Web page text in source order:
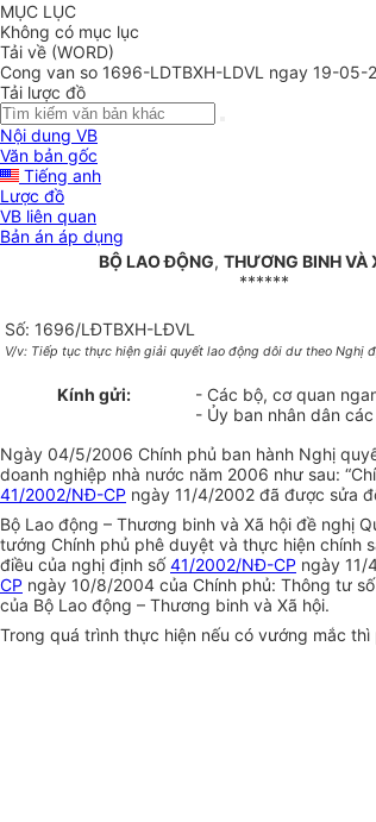
MỤC LỤC
Không có mục lục
Tải về (WORD)
Cong van so 1696-LDTBXH-LDVL ngay 19-
Tải lược đồ
Nội dung VB
Văn bản gốc
Tiếng anh
Lược đồ
VB liên quan
Bản án áp dụng
BỘ LAO ĐỘNG, THƯƠNG BINH VÀ
******
Số: 1696/LĐTBXH-LĐVL
V/v: Tiếp tục thực hiện giải quyết lao động dôi dư theo Nghị
Kính gửi:
- Các bộ, cơ quan
- Ủy ban nhân dân
Ngày 04/5/2006 Chính phủ ban hành Nghị
doanh nghiệp nhà nước năm 2006 như sau:
41/2002/NĐ-CP ngày 11/4/2002 đã được sửa
Bộ Lao động – Thương binh và Xã hội đề nghị
tướng Chính phủ phê duyệt và thực hiện chính
điều của nghị định số41/2002/NĐ-CP ngày 11/
CP ngày 10/8/2004 của Chính phủ: Thông tư số
của Bộ Lao động – Thương binh và Xã hội.
Trong quá trình thực hiện nếu có vướng mắc